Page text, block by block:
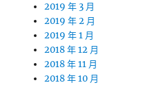
2019 年 3 月
2019 年 2 月
2019 年 1 月
2018 年 12 月
2018 年 11 月
2018 年 10 月